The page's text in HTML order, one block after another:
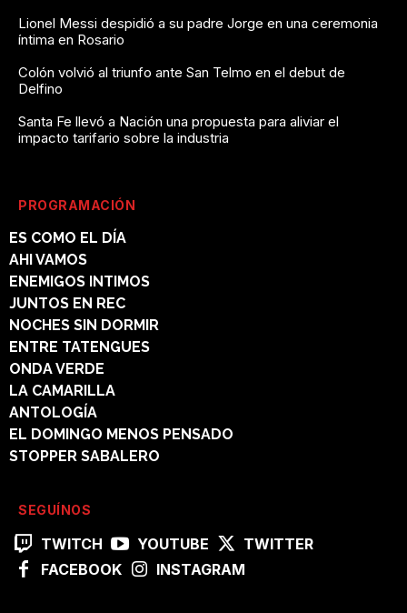
Lionel Messi despidió a su padre Jorge en una ceremonia
íntima en Rosario
Colón volvió al triunfo ante San Telmo en el debut de
Delfino
Santa Fe llevó a Nación una propuesta para aliviar el
impacto tarifario sobre la industria
PROGRAMACIÓN
ES COMO EL DÍA
AHI VAMOS
ENEMIGOS INTIMOS
JUNTOS EN REC
NOCHES SIN DORMIR
ENTRE TATENGUES
ONDA VERDE
LA CAMARILLA
ANTOLOGÍA
EL DOMINGO MENOS PENSADO
STOPPER SABALERO
SEGUÍNOS
TWITCH YOUTUBE
TWITTER
FACEBOOK
INSTAGRAM